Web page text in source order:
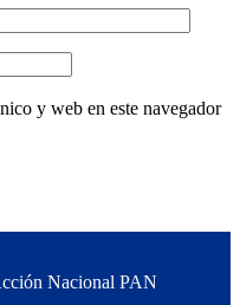
y web en este navegador
Nacional PAN